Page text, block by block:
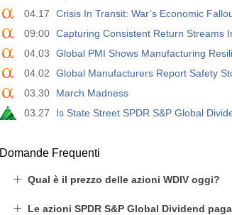
04.17
Crisis In Transit: War’s Economic
09:00 Capturing Consistent Return Streams
04.03
Global PMI Shows Manufacturing
04.02
Global Manufacturers Report Safety
03.30
March Madness
03.27
Is State Street SPDR S&P Global
Domande Frequenti
Qual è il prezzo delle azioni WDIV oggi?
Le azioni SPDR S&P Global Dividend